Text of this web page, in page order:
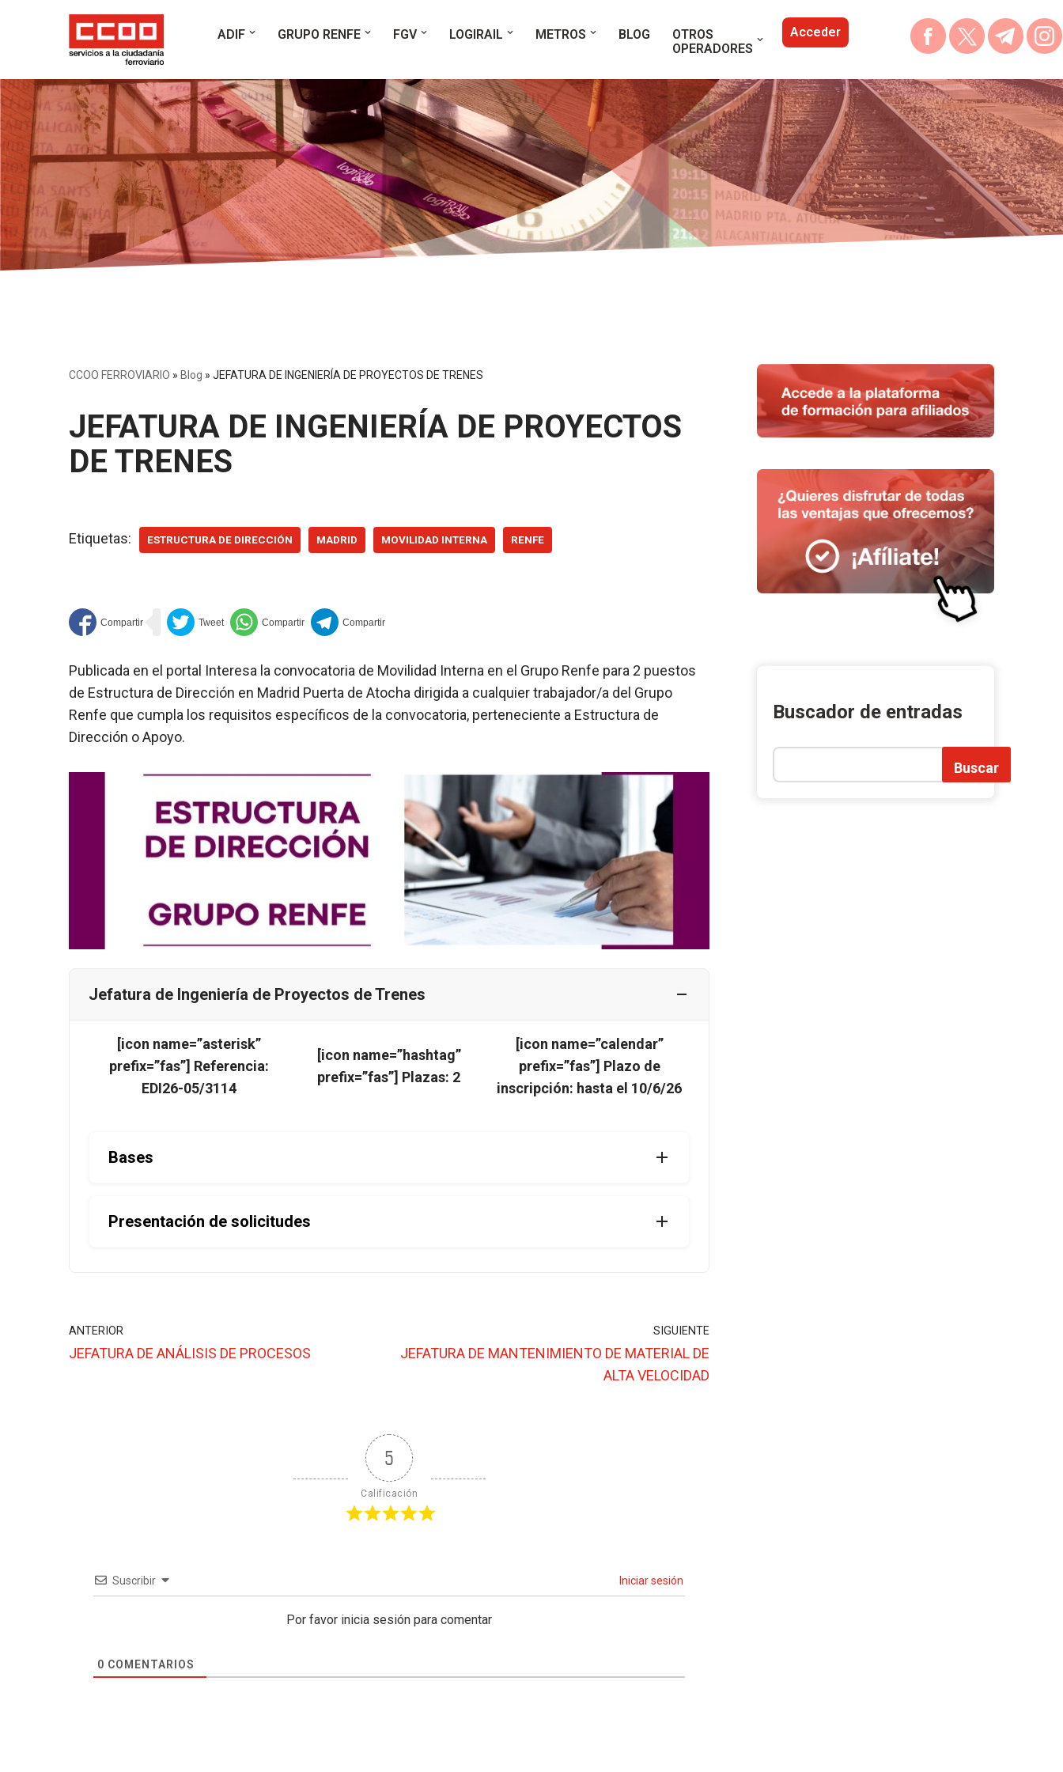
contenido
ADIF GRUPO RENFE FGV LOGIRAIL METROS BLOG
OTROS
OPERADORES
Acceder
CCOO FERROVIARIO » Blog » JEFATURA DE INGENIERÍA DE PROYECTOS DE TRENES
JEFATURA DE INGENIERÍA DE PROYECTOS
DE TRENES
Etiquetas: ESTRUCTURA DE DIRECCIÓN MADRID MOVILIDAD INTERNA RENFE
Publicada en el portal Interesa la convocatoria de Movilidad Interna en el Grupo Renfe para 2 puestos
de Estructura de Dirección en Madrid Puerta de Atocha dirigida a cualquier trabajador/a del Grupo
Renfe que cumpla los requisitos específicos de la convocatoria, perteneciente a Estructura de
Dirección o Apoyo.
Jefatura de Ingeniería de Proyectos de Trenes
[icon name=”asterisk”
prefix=”fas”] Referencia:
EDI26-05/3114
[icon name=”hashtag”
prefix=”fas”] Plazas: 2
[icon name=”calendar”
prefix=”fas”] Plazo de
inscripción: hasta el 10/6/26
Bases
Presentación de solicitudes
ANTERIOR
JEFATURA DE ANÁLISIS DE PROCESOS
SIGUIENTE
JEFATURA DE MANTENIMIENTO DE MATERIAL DE
ALTA VELOCIDAD
5
Calificación
Suscribir Iniciar sesión
Por favor inicia sesión para comentar
0 COMENTARIOS
Buscador de entradas
Buscar